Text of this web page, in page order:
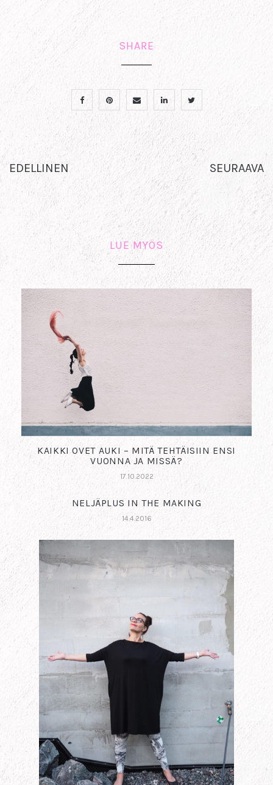
SHARE
EDELLINEN SEURAAVA
LUE MYÖS
KAIKKI OVET AUKI – MITÄ TEHTÄISIIN ENSI
VUONNA JA MISSÄ?
17.10.2022
NELJÄPLUS IN THE MAKING
14.4.2016